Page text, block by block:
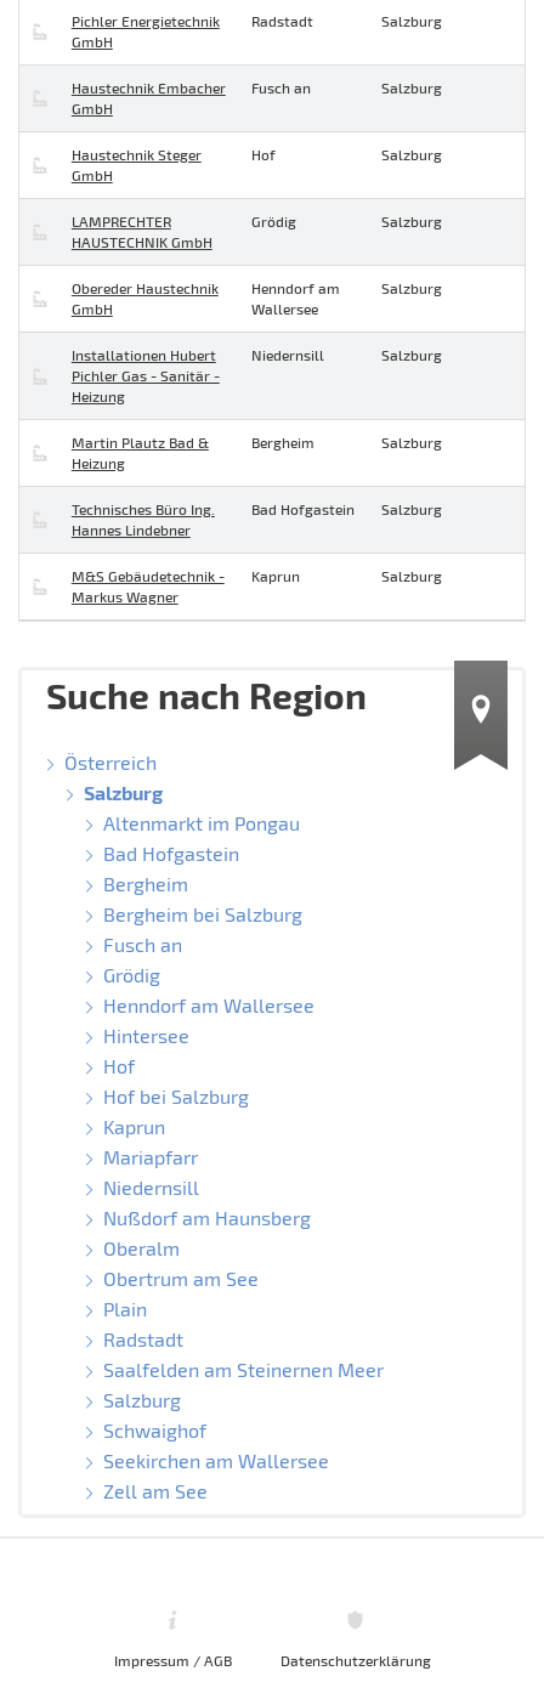
Pichler Energietechnik
GmbH
Radstadt Salzburg
Haustechnik Embacher
GmbH
Fusch an Salzburg
Haustechnik Steger
GmbH
Hof Salzburg
LAMPRECHTER
HAUSTECHNIK GmbH
Grödig Salzburg
Obereder Haustechnik
GmbH
Henndorf am
Wallersee
Salzburg
Installationen Hubert
Pichler Gas - Sanitär -
Heizung
Niedernsill Salzburg
Martin Plautz Bad &
Heizung
Bergheim Salzburg
Technisches Büro Ing.
Hannes Lindebner
Bad Hofgastein Salzburg
M&S Gebäudetechnik -
Markus Wagner
Kaprun Salzburg
Suche nach Region
Österreich
Salzburg
Altenmarkt im Pongau
Bad Hofgastein
Bergheim
Bergheim bei Salzburg
Fusch an
Grödig
Henndorf am Wallersee
Hintersee
Hof
Hof bei Salzburg
Kaprun
Mariapfarr
Niedernsill
Nußdorf am Haunsberg
Oberalm
Obertrum am See
Plain
Radstadt
Saalfelden am Steinernen Meer
Salzburg
Schwaighof
Seekirchen am Wallersee
Zell am See
Impressum / AGB Datenschutzerklärung